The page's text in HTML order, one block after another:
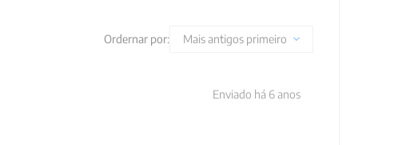
Ordernar por: Mais antigos primeiro
Enviado há 6 anos